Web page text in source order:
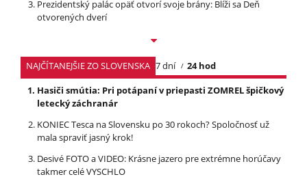
Prezidentský palác opäť otvorí svoje brány: Blíži sa Deň
otvorených dverí
NAJČÍTANEJŠIE ZO SLOVENSKA 7 dní
24 hod
Hasiči smútia: Pri potápaní v priepasti ZOMREL špičkový
letecký záchranár
KONIEC Tesca na Slovensku po 30 rokoch? Spoločnosť už
mala spraviť jasný krok!
Desivé FOTO a VIDEO: Krásne jazero pre extrémne horúčavy
takmer celé VYSCHLO